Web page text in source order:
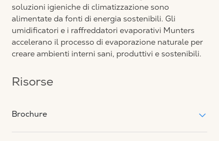
soluzioni igieniche di climatizzazione sono
alimentate da fonti di energia sostenibili. Gli
umidificatori e i raffreddatori evaporativi Munters
accelerano il processo di evaporazione naturale per
creare ambienti interni sani, produttivi e sostenibili.
Risorse
Brochure